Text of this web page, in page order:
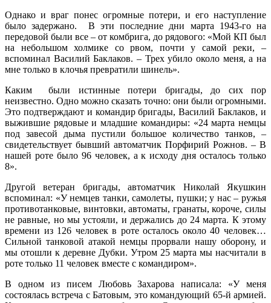
Однако и враг понес огромные потери, и его наступление
было задержано. В эти последние дни марта 1943-го на
передовой были все – от комбрига, до рядового: «Мой КП был
на небольшом холмике со рвом, почти у самой реки, –
вспоминал Василий Баклаков. – Трех убило около меня, а на
мне только в клочья превратили шинель».
Каким были истинные потери бригады, до сих пор
неизвестно. Одно можно сказать точно: они были огромными.
Это подтверждают и командир бригады, Василий Баклаков, и
выжившие рядовые и младшие командиры: «24 марта немцы
под завесой дыма пустили большое количество танков, –
свидетельствует бывший автоматчик Порфирий Рожнов. – В
нашей роте было 96 человек, а к исходу дня осталось только
8».
Другой ветеран бригады, автоматчик Николай Якушкин
вспоминал: «У немцев танки, самолеты, пушки; у нас – ружья
противотанковые, винтовки, автоматы, гранаты, короче, силы
не равные, но мы устояли, и держались до 24 марта. К этому
времени из 126 человек в роте осталось около 40 человек…
Сильной танковой атакой немцы прорвали нашу оборону, и
мы отошли к деревне Дубки. Утром 25 марта мы насчитали в
роте только 11 человек вместе с командиром».
В одном из писем Любовь Захарова написала: «У меня
состоялась встреча с Батовым, это командующий 65-й армией.